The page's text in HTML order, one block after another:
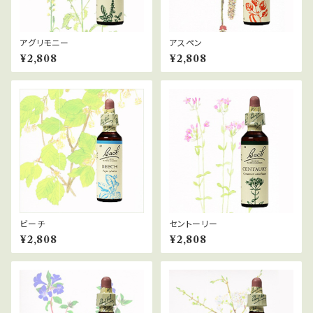
アグリモニー
¥2,808
アスペン
¥2,808
ビーチ
¥2,808
セントーリー
¥2,808